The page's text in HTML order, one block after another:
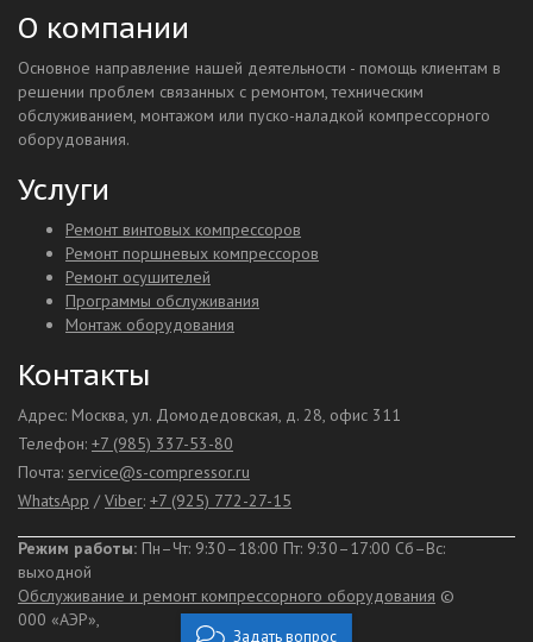
О компании
Основное направление нашей деятельности - помощь клиентам в
решении проблем связанных с ремонтом, техническим
обслуживанием, монтажом или пуско-наладкой компрессорного
оборудования.
Услуги
Ремонт винтовых компрессоров
Ремонт поршневых компрессоров
Ремонт осушителей
Программы обслуживания
Монтаж оборудования
Контакты
Адрес: Москва, ул. Домодедовская, д. 28, офис 311
Телефон: +7 (985) 337-53-80
Почта: service@s-compressor.ru
WhatsApp / Viber: +7 (925) 772-27-15
Режим работы: Пн–Чт: 9:30–18:00 Пт: 9:30–17:00 Сб–Вс:
выходной
Обслуживание и ремонт компрессорного оборудования ©
000 «АЭР»,
Задать вопрос